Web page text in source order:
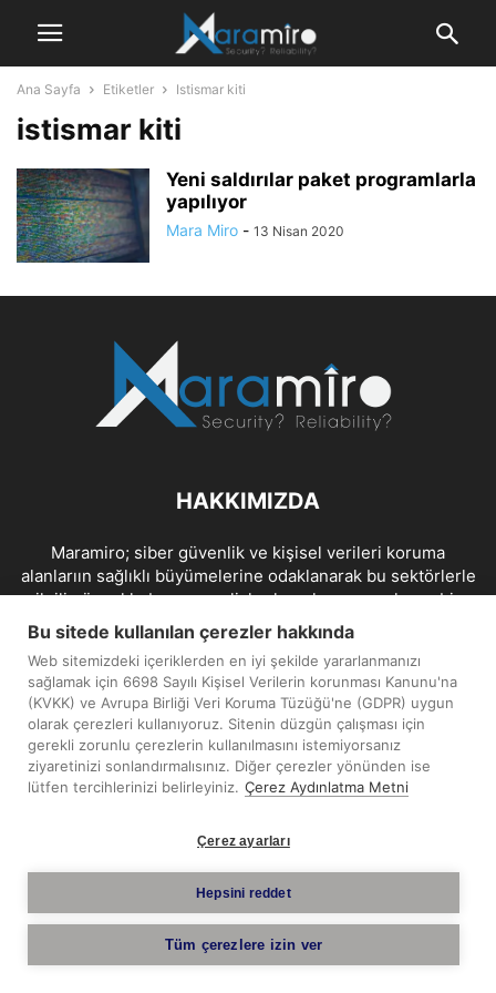
Ana Sayfa Etiketler Istismar kiti
istismar kiti
Yeni saldırılar paket programlarla
yapılıyor
Mara Miro - 13 Nisan 2020
HAKKIMIZDA
Maramiro; siber güvenlik ve kişisel verileri koruma
alanlarıın sağlıklı büyümelerine odaklanarak bu sektörlerle
ilgili güncel haber ve analizler hazırlayıp yayınlayan bir
haber sitesidir.
İletişim:maramiro@sentezmedya.com.tr
BIZI TAKIP EDIN
Telif Hakkı © 2019 - 2026 Sentez Medya Limited. Tüm hakları
saklıdır.
Bu sitede kullanılan çerezler hakkında
Web sitemizdeki içeriklerden en iyi şekilde yararlanmanızı
sağlamak için 6698 Sayılı Kişisel Verilerin korunması Kanunu'na
(KVKK) ve Avrupa Birliği Veri Koruma Tüzüğü'ne (GDPR) uygun
olarak çerezleri kullanıyoruz. Sitenin düzgün çalışması için
gerekli zorunlu çerezlerin kullanılmasını istemiyorsanız
ziyaretinizi sonlandırmalısınız. Diğer çerezler yönünden ise
lütfen tercihlerinizi belirleyiniz. Çerez Aydınlatma Metni
Çerez ayarları
Hepsini reddet
Tüm çerezlere izin ver